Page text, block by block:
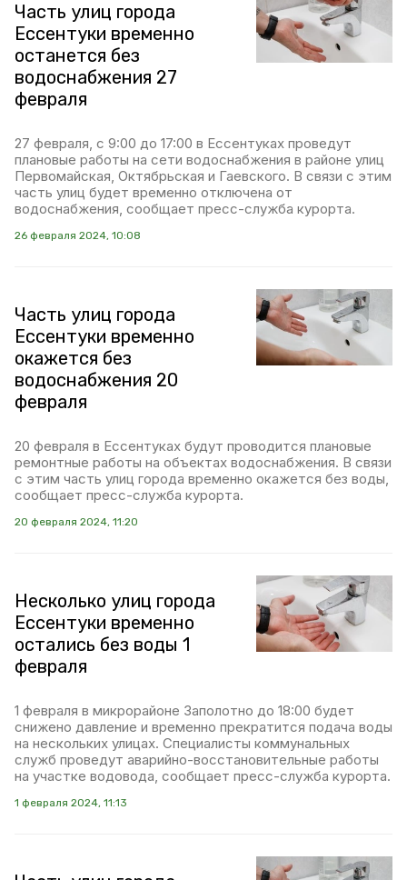
Часть улиц города
Ессентуки временно
останется без
водоснабжения 27
февраля
27 февраля, с 9:00 до 17:00 в Ессентуках проведут
плановые работы на сети водоснабжения в районе улиц
Первомайская, Октябрьская и Гаевского. В связи с этим
часть улиц будет временно отключена от
водоснабжения, сообщает пресс-служба курорта.
26 февраля 2024, 10:08
Часть улиц города
Ессентуки временно
окажется без
водоснабжения 20
февраля
20 февраля в Ессентуках будут проводится плановые
ремонтные работы на объектах водоснабжения. В связи
с этим часть улиц города временно окажется без воды,
сообщает пресс-служба курорта.
20 февраля 2024, 11:20
Несколько улиц города
Ессентуки временно
остались без воды 1
февраля
1 февраля в микрорайоне Заполотно до 18:00 будет
снижено давление и временно прекратится подача воды
на нескольких улицах. Специалисты коммунальных
служб проведут аварийно-восстановительные работы
на участке водовода, сообщает пресс-служба курорта.
1 февраля 2024, 11:13